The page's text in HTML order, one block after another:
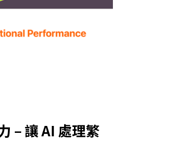
– 讓 AI 處理繁